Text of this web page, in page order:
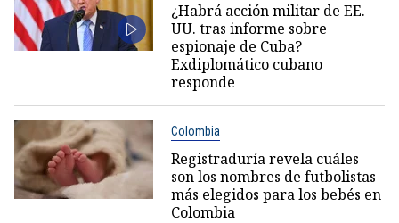
¿Habrá acción militar de EE.
UU. tras informe sobre
espionaje de Cuba?
Exdiplomático cubano
responde
Colombia
Registraduría revela cuáles
son los nombres de futbolistas
más elegidos para los bebés en
Colombia